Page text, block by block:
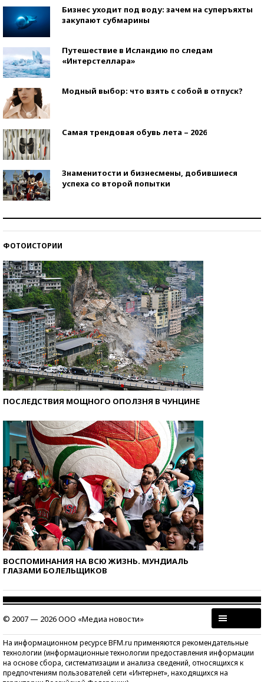
Бизнес уходит под воду: зачем на суперъяхты
закупают субмарины
Путешествие в Исландию по следам
«Интерстеллара»
Модный выбор: что взять с собой в отпуск?
Самая трендовая обувь лета – 2026
Знаменитости и бизнесмены, добившиеся
успеха со второй попытки
ФОТОИСТОРИИ
ПОСЛЕДСТВИЯ МОЩНОГО ОПОЛЗНЯ В ЧУНЦИНЕ
ВОСПОМИНАНИЯ НА ВСЮ ЖИЗНЬ. МУНДИАЛЬ
ГЛАЗАМИ БОЛЕЛЬЩИКОВ
© 2007 — 2026 ООО «Медиа новости»
На информационном ресурсе BFM.ru применяются рекомендательные
технологии (информационные технологии предоставления информации
на основе сбора, систематизации и анализа сведений, относящихся к
предпочтениям пользователей сети «Интернет», находящихся на